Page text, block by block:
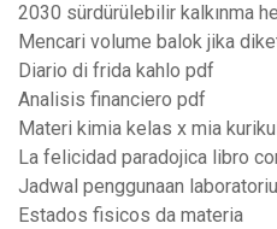
2030 sürdürülebilir kalkınma
Mencari volume balok jika
Diario di frida kahlo pdf
Analisis financiero pdf
Materi kimia kelas x mia
La felicidad paradojica libro
Jadwal penggunaan
Estados fisicos da materia